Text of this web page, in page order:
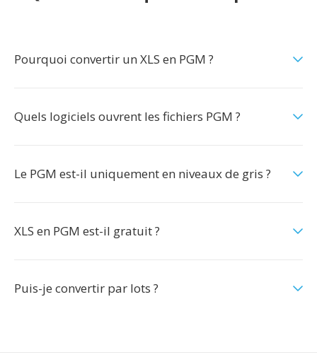
Pourquoi convertir un XLS en PGM ?
Quels logiciels ouvrent les fichiers PGM ?
Le PGM est-il uniquement en niveaux de gris ?
XLS en PGM est-il gratuit ?
Puis-je convertir par lots ?